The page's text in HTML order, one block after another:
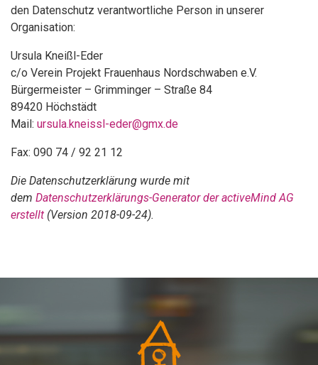
den Datenschutz verantwortliche Person in unserer
Organisation:
Ursula Kneißl-Eder
c/o Verein Projekt Frauenhaus Nordschwaben e.V.
Bürgermeister – Grimminger – Straße 84
89420 Höchstädt
Mail: ursula.kneissl-eder@gmx.de
Fax: 090 74 / 92 21 12
Die Datenschutzerklärung wurde mit
dem Datenschutzerklärungs-Generator der activeMind AG
erstellt (Version 2018-09-24).